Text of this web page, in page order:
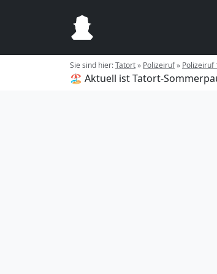
Sie sind hier:Tatort» Polizeiruf» Polizeiruf
🏖️ Aktuell ist Tatort-